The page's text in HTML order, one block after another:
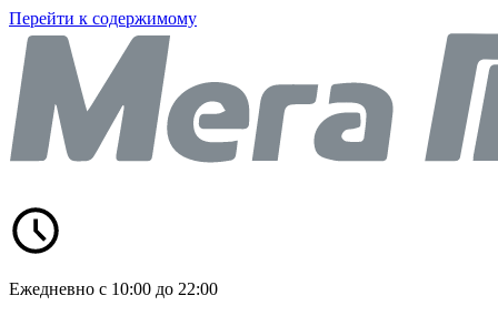
Перейти к содержимому
Ежедневно с 10:00 до 22:00